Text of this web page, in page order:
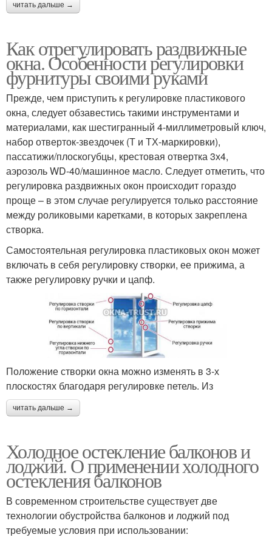
читать дальше →
Как отрегулировать раздвижные
окна. Особенности регулировки
фурнитуры своими руками
Прежде, чем приступить к регулировке пластикового
окна, следует обзавестись такими инструментами и
материалами, как шестигранный 4-миллиметровый ключ,
набор отверток-звездочек (Т и ТХ-маркировки),
пассатижи/плоскогубцы, крестовая отвертка 3х4,
аэрозоль WD-40/машинное масло. Следует отметить, что
регулировка раздвижных окон происходит гораздо
проще – в этом случае регулируется только расстояние
между роликовыми каретками, в которых закреплена
створка.
Самостоятельная регулировка пластиковых окон может
включать в себя регулировку створки, ее прижима, а
также регулировку ручки и цапф.
Положение створки окна можно изменять в 3-х
плоскостях благодаря регулировке петель. Из
читать дальше →
Холодное остекление балконов и
лоджий. О применении холодного
остекления балконов
В современном строительстве существует две
технологии обустройства балконов и лоджий под
требуемые условия при использовании: